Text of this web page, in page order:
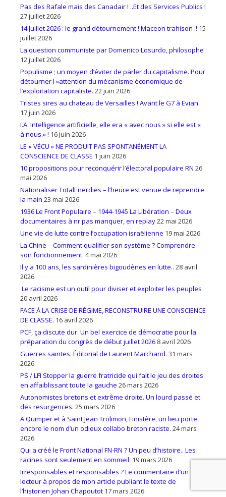
Pas des Rafale mais des Canadair ! ..Et des Services Publics !
27 juillet 2026
14 Juillet 2026 : le grand détournement ! Maceon trahison .! 15
juillet 2026
La question communiste par Domenico Losurdo, philosophe
12 juillet 2026
Populisme ; un moyen d’éviter de parler du capitalisme. Pour
détourner l »attention du mécanisme économique de
l’exploitation capitaliste. 22 juin 2026
Tristes sires au chateau de Versailles ! Avant le G7 à Evian.
17 juin 2026
I.A. Intelligence artificielle, elle era « avec nous » si elle est «
à nous.» ! 16 juin 2026
LE « VÉCU » NE PRODUIT PAS SPONTANÉMENT LA
CONSCIENCE DE CLASSE 1 juin 2026
10 propositions pour reconquérir l’électoral populaire RN 26
mai 2026
Nationaliser TotalEnerdies – l’heure est venue de reprendre
la main 23 mai 2026
1936 Le Front Populaire – 1944-1945 La Libération – Deux
documentaires à nr pas manquer, en replay22 mai 2026
Une vie de lutte contre l’occupation israëlienne 19 mai 2026
La Chine – Comment qualifier son système ? Comprendre
son fonctionnement. 4 mai 2026
Il y a 100 ans, les sardinières bigoudènes en lutte.. 28 avril
2026
Le racisme est un outil pour diviser et exploiter les peuples
20 avril 2026
FACE À LA CRISE DE RÉGIME, RECONSTRUIRE UNE CONSCIENCE
DE CLASSE. 16 avril 2026
PCF, ça discute dur. Un bel exercice de démocratie pour la
préparation du congrès de début juillet 2026 8 avril 2026
Guerres saintes. Éditorial de Laurent Marchand. 31 mars
2026
PS / LFI Stopper la guerre fratricide qui fait le jeu des droites
en affaiblissant toute la gauche 26 mars 2026
Autonomistes bretons et extrême droite. Un lourd passé et
des resurgences. 25 mars 2026
A Quimper et à Saint Jean Trolimon, Finistère, un lieu porte
encore le nom d’un odieux collabo breton raciste. 24 mars
2026
Qui a créé le Front National FN-RN ? Un peu d’histoire.. Les
racines sont seulement en sommeil. 19 mars 2026
Irresponsables et responsables ? Le commentaire d’un
lecteur à propos de mon article publiant le texte de
l’historien Johan Chapoutot 17 mars 2026